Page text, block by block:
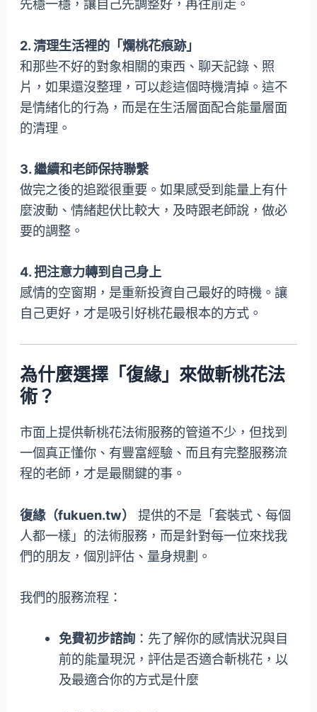
先穩一穩，讓自己先調整好，再往前走。
2. 清理生活裡的「爛桃花痕跡」
和那些不好的對象相關的東西、聊天記錄、照
片，如果還沒整理，可以趁這個時機清掉。這不
是情緒化的行為，而是在生活層面配合能量層面
的清理。
3. 繼續和老師保持聯繫
做完之後的追蹤很重要。如果感受到能量上有什
麼波動、情緒起伏比較大，及時跟老師說，做必
要的調整。
4. 把注意力轉到自己身上
感情的空窗期，是重新投資自己最好的時機。讓
自己更好，才是吸引好桃花最根本的方式。
為什麼選擇「復緣」來做斬桃花法
術？
市面上提供斬桃花法術服務的管道不少，但找到
一個真正懂你、有豐富經驗、而且有完整服務流
程的老師，才是最關鍵的事。
復緣（fukuen.tw）
提供的不是「套裝式、每個
人都一樣」的法術服務，而是針對每一位來找我
們的朋友，個別評估、量身規劃。
我們的服務流程：
免費初步諮詢：先了解你的感情狀況與目
前的能量現況，評估是否適合斬桃花，以
及最適合你的方式是什麼